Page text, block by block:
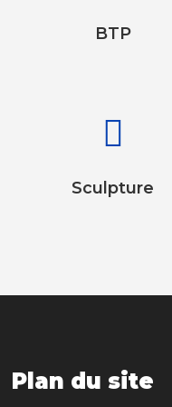
BTP

Sculpture
Plan du site